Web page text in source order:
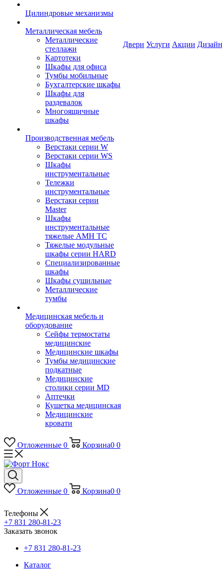
Цилиндровые механизмы
Металлическая мебель
Металлические
стеллажи
Картотеки
Шкафы для офиса
Тумбы мобильные
Бухгалтерские шкафы
Шкафы для
раздевалок
Многоящичные
шкафы
Производственная мебель
Верстаки серии W
Верстаки серии WS
Шкафы
инструментальные
Тележки
инструментальные
Верстаки серии
Master
Шкафы
инструментальные
тяжелые AMH TC
Тяжелые модульные
шкафы серии HARD
Cпециализированные
шкафы
Шкафы сушильные
Металлические
тумбы
Медицинская мебель и
оборудование
Сейфы термостаты
медицинские
Медицинские шкафы
Тумбы медицинские
подкатные
Медицинские
столики серии MD
Аптечки
Кушетка медицинская
Медицинские
кровати
Двери Услуги Акции
Отложенные 0 Корзина0 0
Отложенные 0 Корзина0 0
Телефоны
+7 831 280-81-23
Заказать звонок
+7 831 280-81-23
Каталог